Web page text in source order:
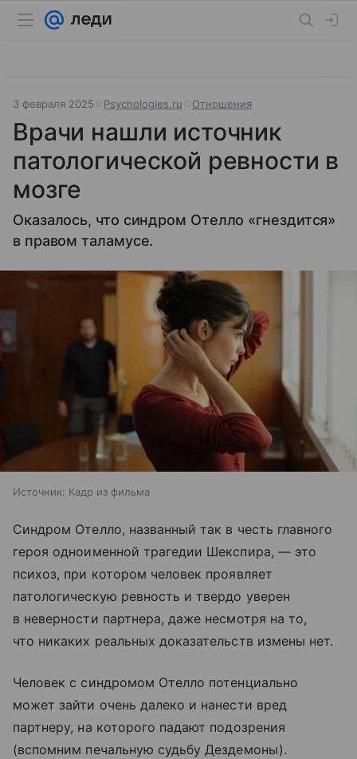
3 февраля 2025 Psychologies.ru Отношения
Врачи нашли источник
патологической ревности в
мозге
Оказалось, что синдром Отелло «гнездится»
в правом таламусе.
Источник: Кадр из фильма
Синдром Отелло, названный так в честь главного
героя одноименной трагедии Шекспира, — это
психоз, при котором человек проявляет
патологическую ревность и твердо уверен
в неверности партнера, даже несмотря на то,
что никаких реальных доказательств измены нет.
Человек с синдромом Отелло потенциально
может зайти очень далеко и нанести вред
партнеру, на которого падают подозрения
(вспомним печальную судьбу Дездемоны).